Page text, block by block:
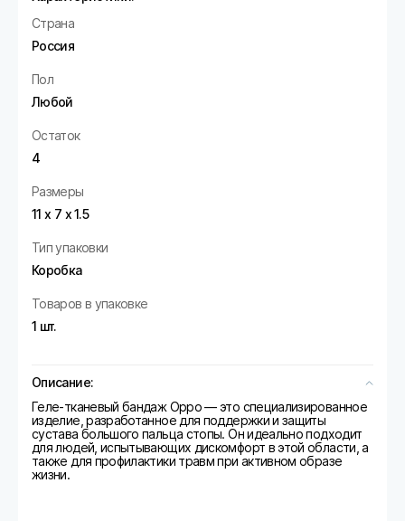
Страна
Россия
Пол
Любой
Остаток
4
Размеры
11 х 7 х 1.5
Тип упаковки
Коробка
Товаров в упаковке
1 шт.
Описание:
Геле-тканевый бандаж Oppo — это специализированное
изделие, разработанное для поддержки и защиты
сустава большого пальца стопы. Он идеально подходит
для людей, испытывающих дискомфорт в этой области, а
также для профилактики травм при активном образе
жизни.